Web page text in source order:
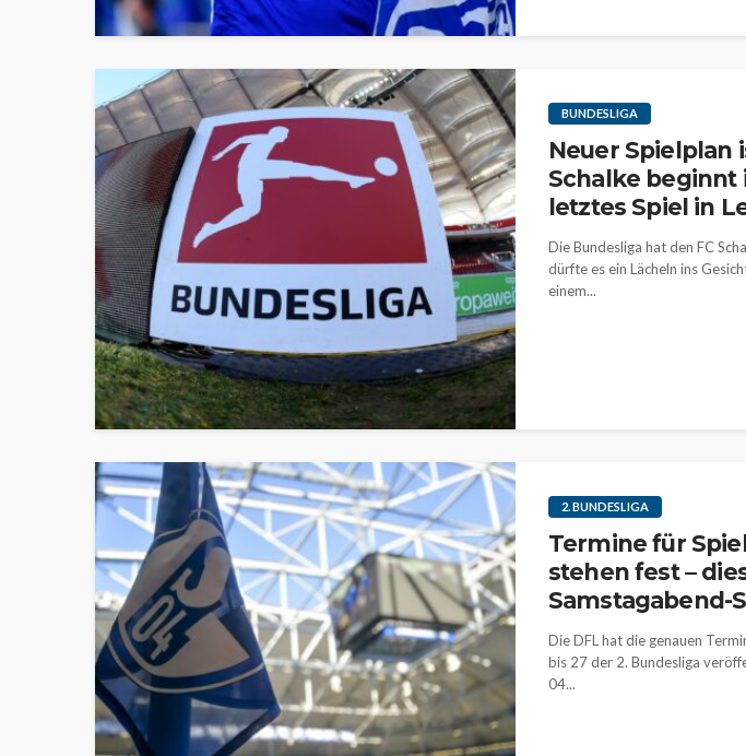
BUNDESLIGA
Neuer Spielplan
Schalke beginnt
letztes Spiel in
Die Bundesliga hat den FC
dürfte es ein Lächeln ins
einem...
2. BUNDESLIGA
Termine für
stehen fest –
Samstagabend-
Die DFL hat die genauen
bis 27 der 2. Bundesliga
04...